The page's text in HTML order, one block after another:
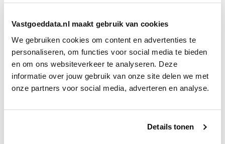
Vastgoeddata.nl maakt gebruik van cookies
We gebruiken cookies om content en advertenties te
personaliseren, om functies voor social media te bieden
en om ons websiteverkeer te analyseren. Deze
informatie over jouw gebruik van onze site delen we met
onze partners voor social media, adverteren en analyse.
Details tonen
geopend. Inmiddels is Lidl Nederland uitgegroeid
tot een organisatie met circa 440 filialen door het
gehele land en een webshop voor non-food
artikelen. Onder het motto ‘de hoogste kwaliteit
voor de laagste prijs’ biedt Lidl een verantwoord
assortiment in food en non-food artikelen, dat tot
Lidl maakt een duurzame en gezonde leefstijl voor